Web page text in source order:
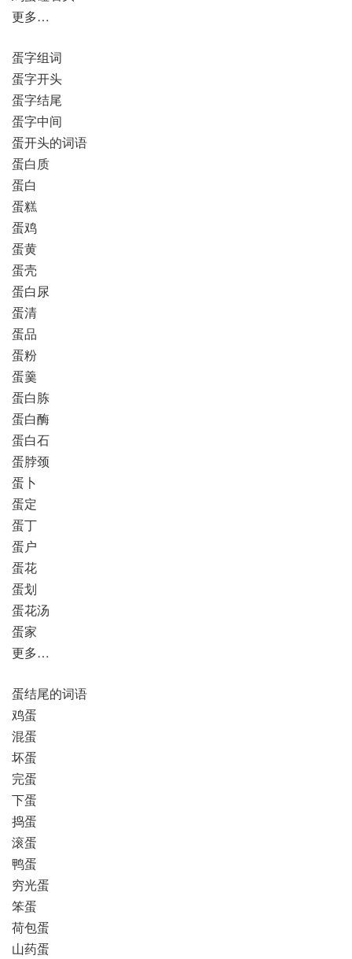
更多…
蛋字组词
蛋字开头
蛋字结尾
蛋字中间
蛋开头的词语
蛋白质
蛋白
蛋糕
蛋鸡
蛋黄
蛋壳
蛋白尿
蛋清
蛋品
蛋粉
蛋羹
蛋白胨
蛋白酶
蛋白石
蛋脖颈
蛋卜
蛋定
蛋丁
蛋户
蛋花
蛋划
蛋花汤
蛋家
更多…
蛋结尾的词语
鸡蛋
混蛋
坏蛋
完蛋
下蛋
捣蛋
滚蛋
鸭蛋
穷光蛋
笨蛋
荷包蛋
山药蛋